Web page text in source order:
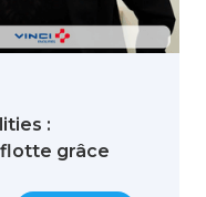
:
grâce